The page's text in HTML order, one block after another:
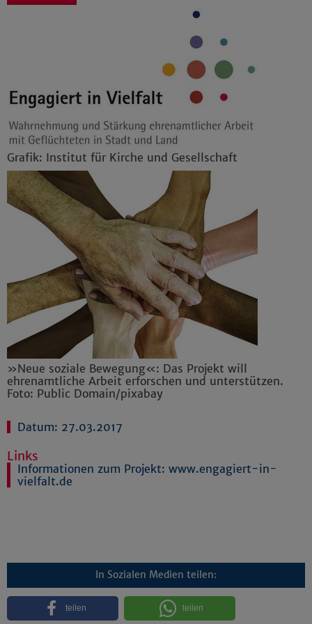
Grafik: Institut für Kirche und Gesellschaft
»Neue soziale Bewegung«: Das Projekt will
ehrenamtliche Arbeit erforschen und unterstützen.
Foto: Public Domain/pixabay
Datum: 27.03.2017
Links
Informationen zum Projekt: www.engagiert-in-
vielfalt.de
In Sozialen Medien teilen:
teilen teilen